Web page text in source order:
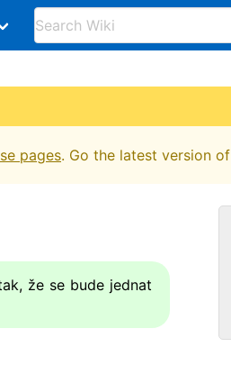
pages. Go the latest version of
že se bude jednat